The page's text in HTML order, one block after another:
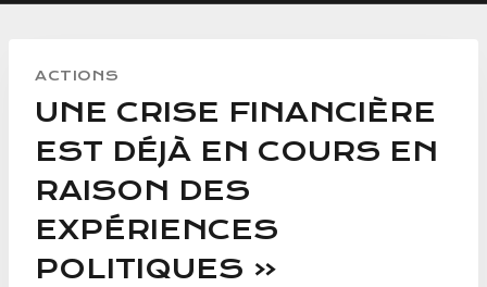
ACTIONS
UNE CRISE FINANCIÈRE
EST DÉJÀ EN COURS EN
RAISON DES
EXPÉRIENCES
POLITIQUES «